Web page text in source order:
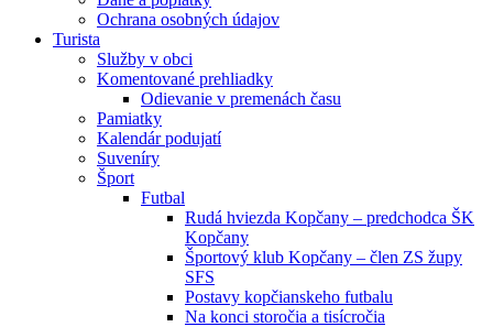
Ochrana osobných údajov
Turista
Služby v obci
Komentované prehliadky
Odievanie v premenách času
Pamiatky
Kalendár podujatí
Suveníry
Šport
Futbal
Rudá hviezda Kopčany – predchodca ŠK
Kopčany
Športový klub Kopčany – člen ZS župy
SFS
Postavy kopčianskeho futbalu
Na konci storočia a tisícročia